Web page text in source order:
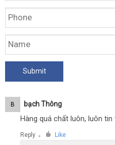
B Bạch Thông
Hàng quá chất luôn, luôn
Reply ● Like